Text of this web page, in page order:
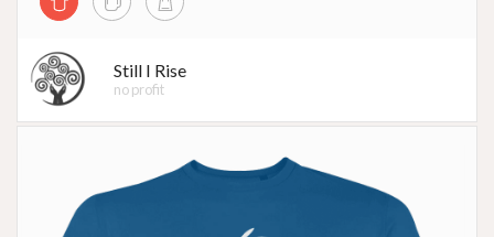
Still I Rise
no profit